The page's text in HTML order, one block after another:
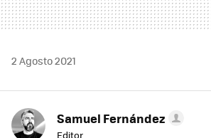
2 Agosto 2021
Samuel Fernández
Editor